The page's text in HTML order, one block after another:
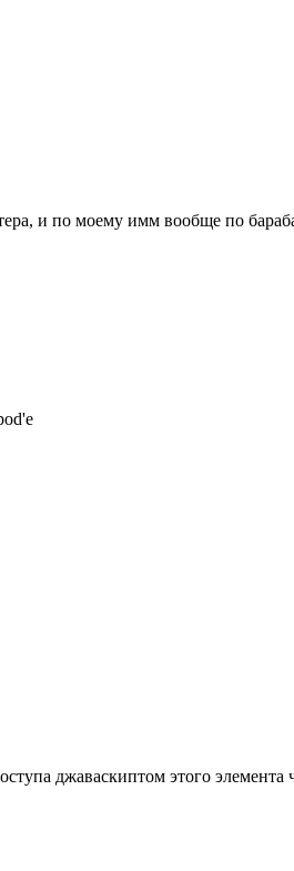
и по моему имм вообще по
джаваскиптом этого